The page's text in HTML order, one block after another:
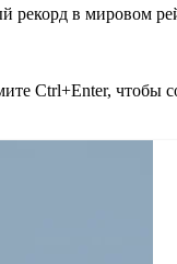
рекорд в мировом
Ctrl+Enter, чтобы